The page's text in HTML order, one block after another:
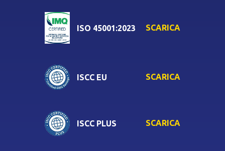
ISO 45001:2023 SCARICA
ISCC EU SCARICA
ISCC PLUS SCARICA